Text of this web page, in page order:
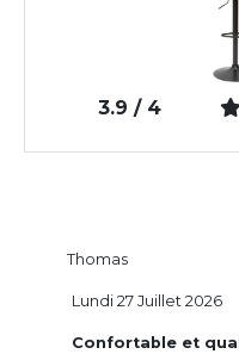
3.9 / 4
Thomas
Confortable et
Lundi 27 Juillet 2026